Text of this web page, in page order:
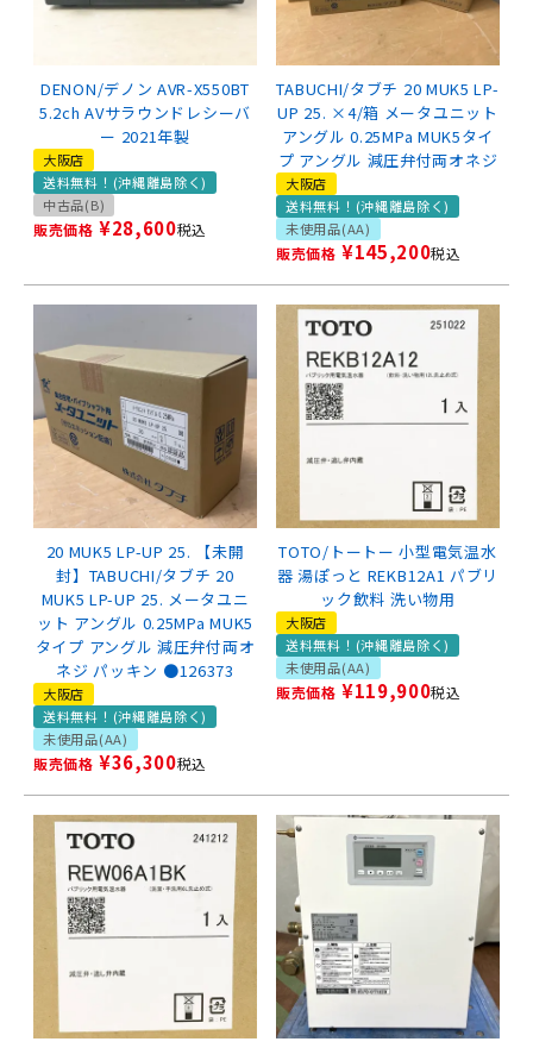
DENON/デノン AVR-X550BT
5.2ch AVサラウンドレシーバ
ー 2021年製
大阪店
送料無料！(沖縄離島除く)
中古品(B)
販売価格 ¥28,600税込
TABUCHI/タブチ 20 MUK5 LP-
UP 25. ×4/箱 メータユニット
アングル 0.25MPa MUK5タイ
プ アングル 減圧弁付両オネジ
大阪店
送料無料！(沖縄離島除く)
未使用品(AA)
販売価格 ¥145,200税込
20 MUK5 LP-UP 25. 【未開
封】TABUCHI/タブチ 20
MUK5 LP-UP 25. メータユニ
ット アングル 0.25MPa MUK5
タイプ アングル 減圧弁付両オ
ネジ パッキン ●126373
大阪店
送料無料！(沖縄離島除く)
未使用品(AA)
販売価格 ¥36,300税込
TOTO/トートー 小型電気温水
器 湯ぽっと REKB12A1 パブリ
ック飲料 洗い物用
大阪店
送料無料！(沖縄離島除く)
未使用品(AA)
販売価格 ¥119,900税込